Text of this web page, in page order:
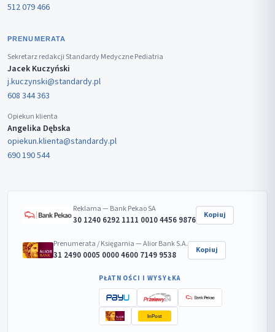
512 079 466
PRENUMERATA
Sekretarz redakcji Standardy Medyczne Pediatria
Jacek Kuczyński
j.kuczynski@standardy.pl
608 344 363
Opiekun klienta
Angelika Dębska
opiekun.klienta@standardy.pl
690 190 544
Reklama — Bank Pekao SA
30 1240 6292 1111 0010 4456 9876 Kopiuj
Prenumerata / Księgarnia — Alior Bank S.A.
31 2490 0005 0000 4600 7149 9538 Kopiuj
PŁATNOŚCI I WYSYŁKA
InPost